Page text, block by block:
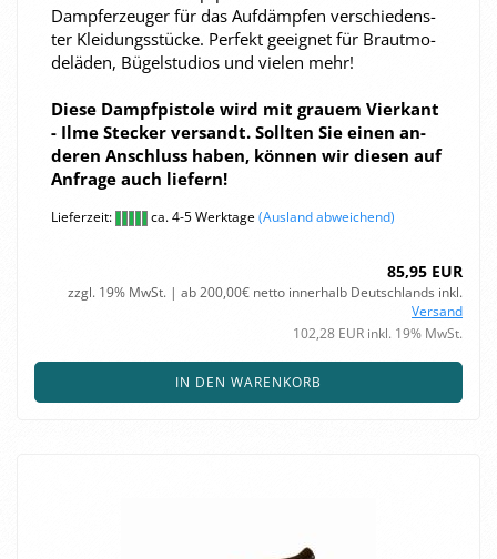
Dampf­erzeu­ger für das Auf­dämp­fen ver­schie­dens­
ter Klei­dungs­stü­cke. Per­fekt ge­eig­net für Braut­mo­
de­lä­den, Bü­gel­stu­di­os und vie­len mehr!
Diese Dampf­pis­to­le wird mit grau­em Vier­kant
- Ilme Ste­cker ver­sandt. Soll­ten Sie einen an­
de­ren An­schluss haben, kön­nen wir die­sen auf
An­fra­ge auch lie­fern!
Lieferzeit: ca. 4-5 Werktage(Ausland abweichend)
85,95 EUR
zzgl. 19% MwSt. | ab 200,00€ netto innerhalb Deutschlands inkl.
Versand
102,28 EUR inkl. 19% MwSt.
IN DEN WARENKORB